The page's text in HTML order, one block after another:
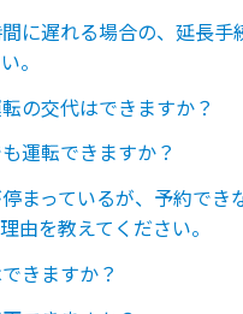
に遅れる場合の、延長手
。
の交代はできますか？
運転できますか？
まっているが、予約でき
由を教えてください。
きますか？